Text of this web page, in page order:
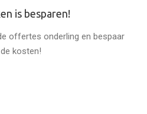
is besparen!
offertes onderling en bespaar
kosten!